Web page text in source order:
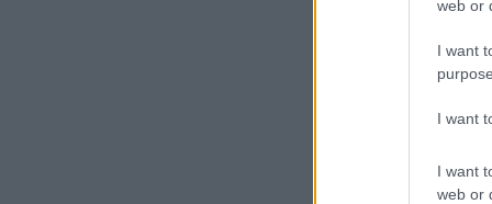
web or
I want
I want
I want
web or